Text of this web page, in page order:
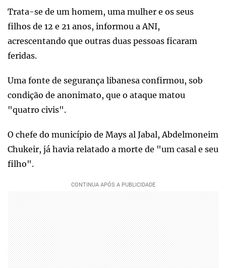
Trata-se de um homem, uma mulher e os seus
filhos de 12 e 21 anos, informou a ANI,
acrescentando que outras duas pessoas ficaram
feridas.
Uma fonte de segurança libanesa confirmou, sob
condição de anonimato, que o ataque matou
"quatro civis".
O chefe do município de Mays al Jabal, Abdelmoneim
Chukeir, já havia relatado a morte de "um casal e seu
filho".